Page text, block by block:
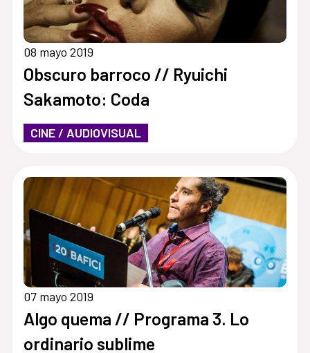
08 mayo 2019
Obscuro barroco // Ryuichi
Sakamoto: Coda
CINE / AUDIOVISUAL
07 mayo 2019
Algo quema // Programa 3. Lo
ordinario sublime